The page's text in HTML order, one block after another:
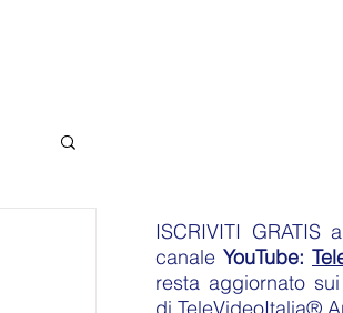
ISCRIVITI GRATIS
canale YouTube:
resta aggiornato